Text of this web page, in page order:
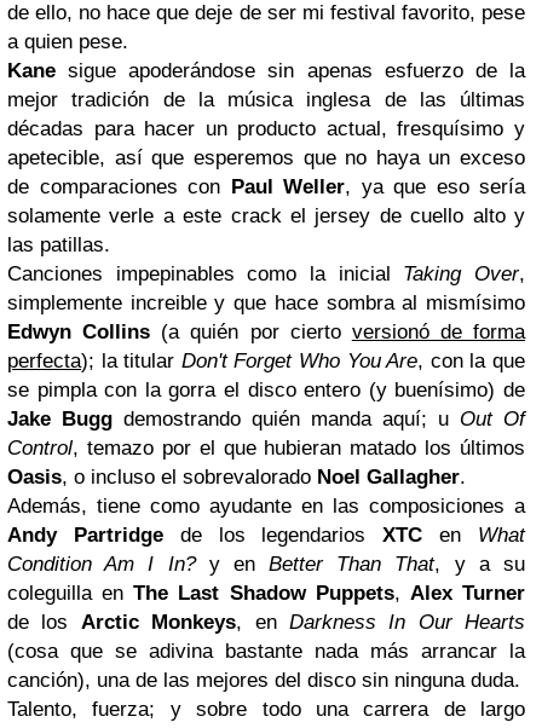
de ello, no hace que deje de ser mi festival favorito, pese
a quien pese.
Kane sigue apoderándose sin apenas esfuerzo de la
mejor tradición de la música inglesa de las últimas
décadas para hacer un producto actual, fresquísimo y
apetecible, así que esperemos que no haya un exceso
de comparaciones con Paul Weller, ya que eso sería
solamente verle a este crack el jersey de cuello alto y
las patillas.
Canciones impepinables como la inicial Taking Over,
simplemente increible y que hace sombra al mismísimo
Edwyn Collins (a quién por cierto versionó de forma
perfecta); la titular Don't Forget Who You Are, con la que
se pimpla con la gorra el disco entero (y buenísimo) de
Jake Bugg demostrando quién manda aquí; u Out Of
Control, temazo por el que hubieran matado los últimos
Oasis, o incluso el sobrevalorado Noel Gallagher.
Además, tiene como ayudante en las composiciones a
Andy Partridgede los legendariosXTC en What
Condition Am I In?y enBetter Than That, y a su
coleguilla enThe Last Shadow Puppets, Alex Turner
de los Arctic Monkeys, en Darkness In Our Hearts
(cosa que se adivina bastante nada más arrancar la
canción), una de las mejores del disco sin ninguna duda.
Talento, fuerza; y sobre todo una carrera de largo